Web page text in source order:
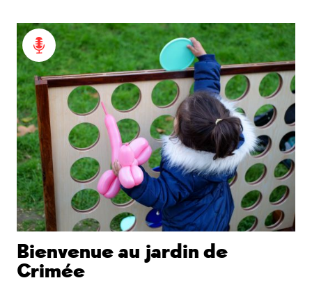
Bienvenue au jardin de
Crimée